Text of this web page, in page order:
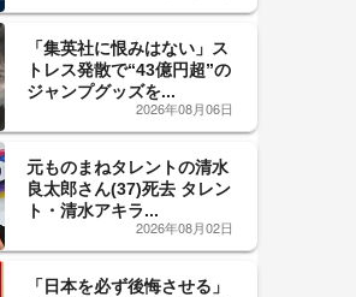
「集英社に恨みはない」ス
トレス発散で“43億円超”の
ジャンプグッズを...
2026年08月06日
元ものまねタレントの清水
良太郎さん(37)死去 タレン
ト・清水アキラ...
2026年08月02日
「日本を必ず後悔させる」